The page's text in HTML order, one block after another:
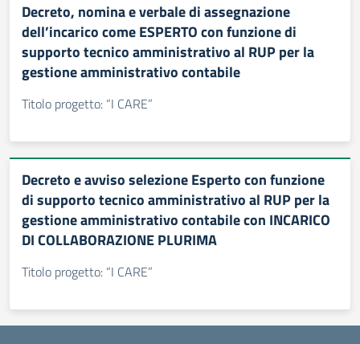
Decreto, nomina e verbale di assegnazione
dell’incarico come ESPERTO con funzione di
supporto tecnico amministrativo al RUP per la
gestione amministrativo contabile
Titolo progetto: “I CARE”
Decreto e avviso selezione Esperto con funzione
di supporto tecnico amministrativo al RUP per la
gestione amministrativo contabile con INCARICO
DI COLLABORAZIONE PLURIMA
Titolo progetto: “I CARE”